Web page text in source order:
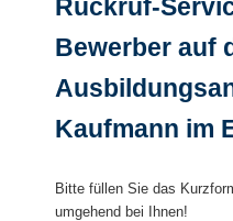
Rückruf-
Bewerber auf
Kaufmann im
Bitte füllen Sie das
umgehend bei Ihnen!